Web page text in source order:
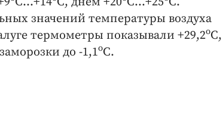
значений температуры воздуха
термометры показывали +29,2о
до -1,1оС.